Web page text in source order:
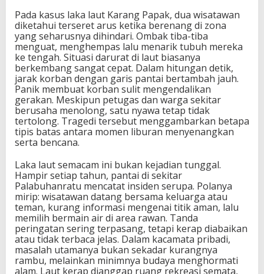
Pada kasus laka laut Karang Papak, dua wisatawan
diketahui terseret arus ketika berenang di zona
yang seharusnya dihindari. Ombak tiba-tiba
menguat, menghempas lalu menarik tubuh mereka
ke tengah. Situasi darurat di laut biasanya
berkembang sangat cepat. Dalam hitungan detik,
jarak korban dengan garis pantai bertambah jauh.
Panik membuat korban sulit mengendalikan
gerakan. Meskipun petugas dan warga sekitar
berusaha menolong, satu nyawa tetap tidak
tertolong. Tragedi tersebut menggambarkan betapa
tipis batas antara momen liburan menyenangkan
serta bencana.
Laka laut semacam ini bukan kejadian tunggal.
Hampir setiap tahun, pantai di sekitar
Palabuhanratu mencatat insiden serupa. Polanya
mirip: wisatawan datang bersama keluarga atau
teman, kurang informasi mengenai titik aman, lalu
memilih bermain air di area rawan. Tanda
peringatan sering terpasang, tetapi kerap diabaikan
atau tidak terbaca jelas. Dalam kacamata pribadi,
masalah utamanya bukan sekadar kurangnya
rambu, melainkan minimnya budaya menghormati
alam. Laut kerap dianggap ruang rekreasi semata,